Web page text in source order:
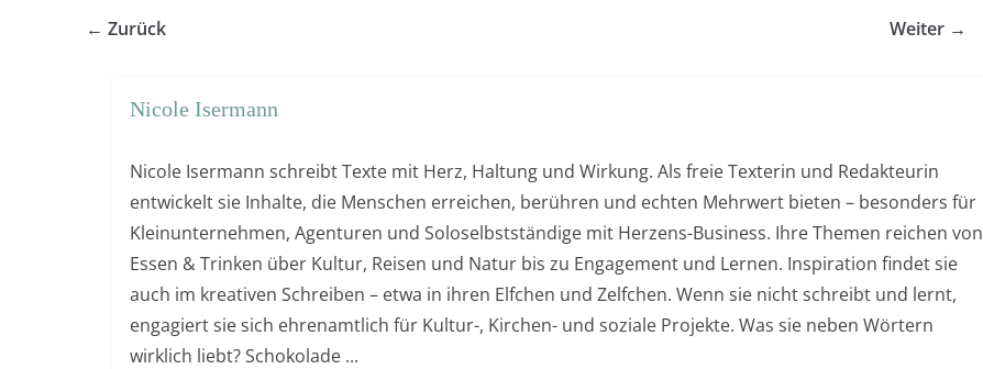
← Zurück Weiter →
Nicole Isermann
Nicole Isermann schreibt Texte mit Herz, Haltung und Wirkung. Als freie Texterin und Redakteurin
entwickelt sie Inhalte, die Menschen erreichen, berühren und echten Mehrwert bieten – besonders für
Kleinunternehmen, Agenturen und Soloselbstständige mit Herzens-Business. Ihre Themen reichen von
Essen & Trinken über Kultur, Reisen und Natur bis zu Engagement und Lernen. Inspiration findet sie
auch im kreativen Schreiben – etwa in ihren Elfchen und Zelfchen. Wenn sie nicht schreibt und lernt,
engagiert sie sich ehrenamtlich für Kultur-, Kirchen- und soziale Projekte. Was sie neben Wörtern
wirklich liebt? Schokolade ...